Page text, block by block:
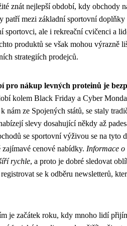
znát nejlepší období, kdy obchody
patří mezi základní sportovní doplňky
sportovci, ale i rekreační cvičenci a
produktů se však mohou výrazně
strategiích prodejců.
pro nákup levných proteinů je
kolem Black Friday a Cyber
nám ze Spojených států, se staly
slevy dosahující někdy až
se sportovní výživou se na tyto
cenové nabídky. Informace
rychle, a proto je dobré sledovat
se k odběru newsletterů,
je začátek roku, kdy mnoho lidí